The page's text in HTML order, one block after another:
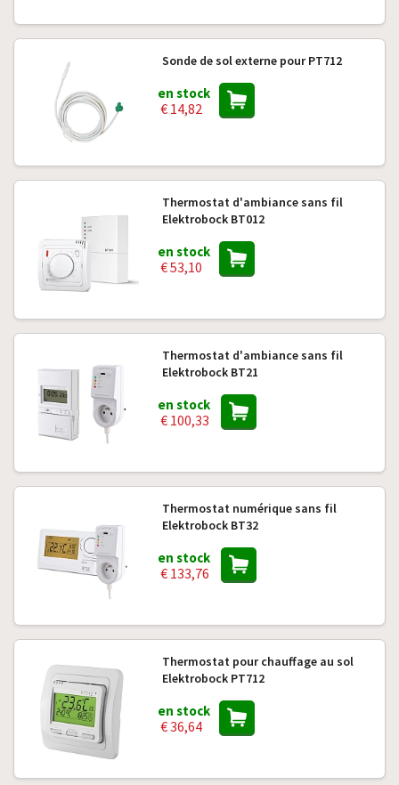
Sonde de sol externe pour PT712
en stock
€ 14,82
Thermostat d'ambiance sans fil
Elektrobock BT012
en stock
€ 53,10
Thermostat d'ambiance sans fil
Elektrobock BT21
en stock
€ 100,33
Thermostat numérique sans fil
Elektrobock BT32
en stock
€ 133,76
Thermostat pour chauffage au sol
Elektrobock PT712
en stock
€ 36,64